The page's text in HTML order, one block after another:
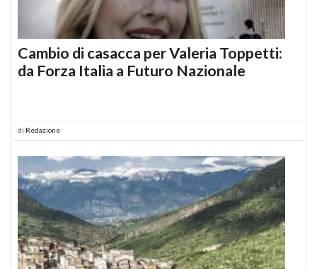
Cambio di casacca per Valeria Toppetti:
da Forza Italia a Futuro Nazionale
di Redazione